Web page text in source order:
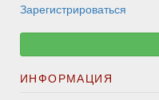
Зарегистрироваться
ИНФОРМАЦИЯ